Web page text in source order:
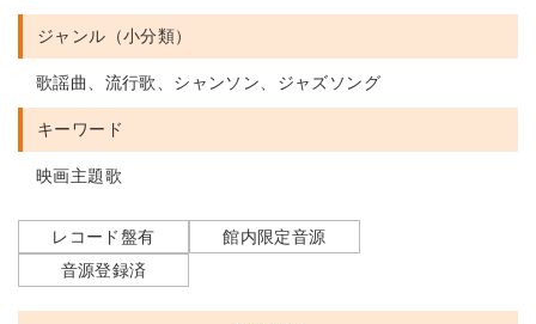
ジャンル（小分類）
歌謡曲、流行歌、シャンソン、ジャズソング
キーワード
映画主題歌
レコード盤有
館内限定音源
音源登録済